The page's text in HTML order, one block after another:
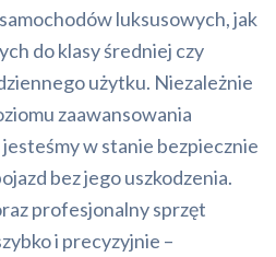
luksusowych, jak
do klasy średniej czy
użytku. Niezależnie
zaawansowania
w stanie bezpiecznie
bez jego uszkodzenia.
profesjonalny sprzęt
i precyzyjnie –